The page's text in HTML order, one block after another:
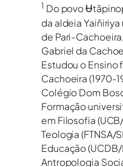
1 Do povo
da aldeia
de Pari-
Gabriel da
Estudou o Ensino
Cachoeira (1970-
Colégio Dom
Formação
em Filosofia
Teologia (FTNSA/
Educação
Antropologia